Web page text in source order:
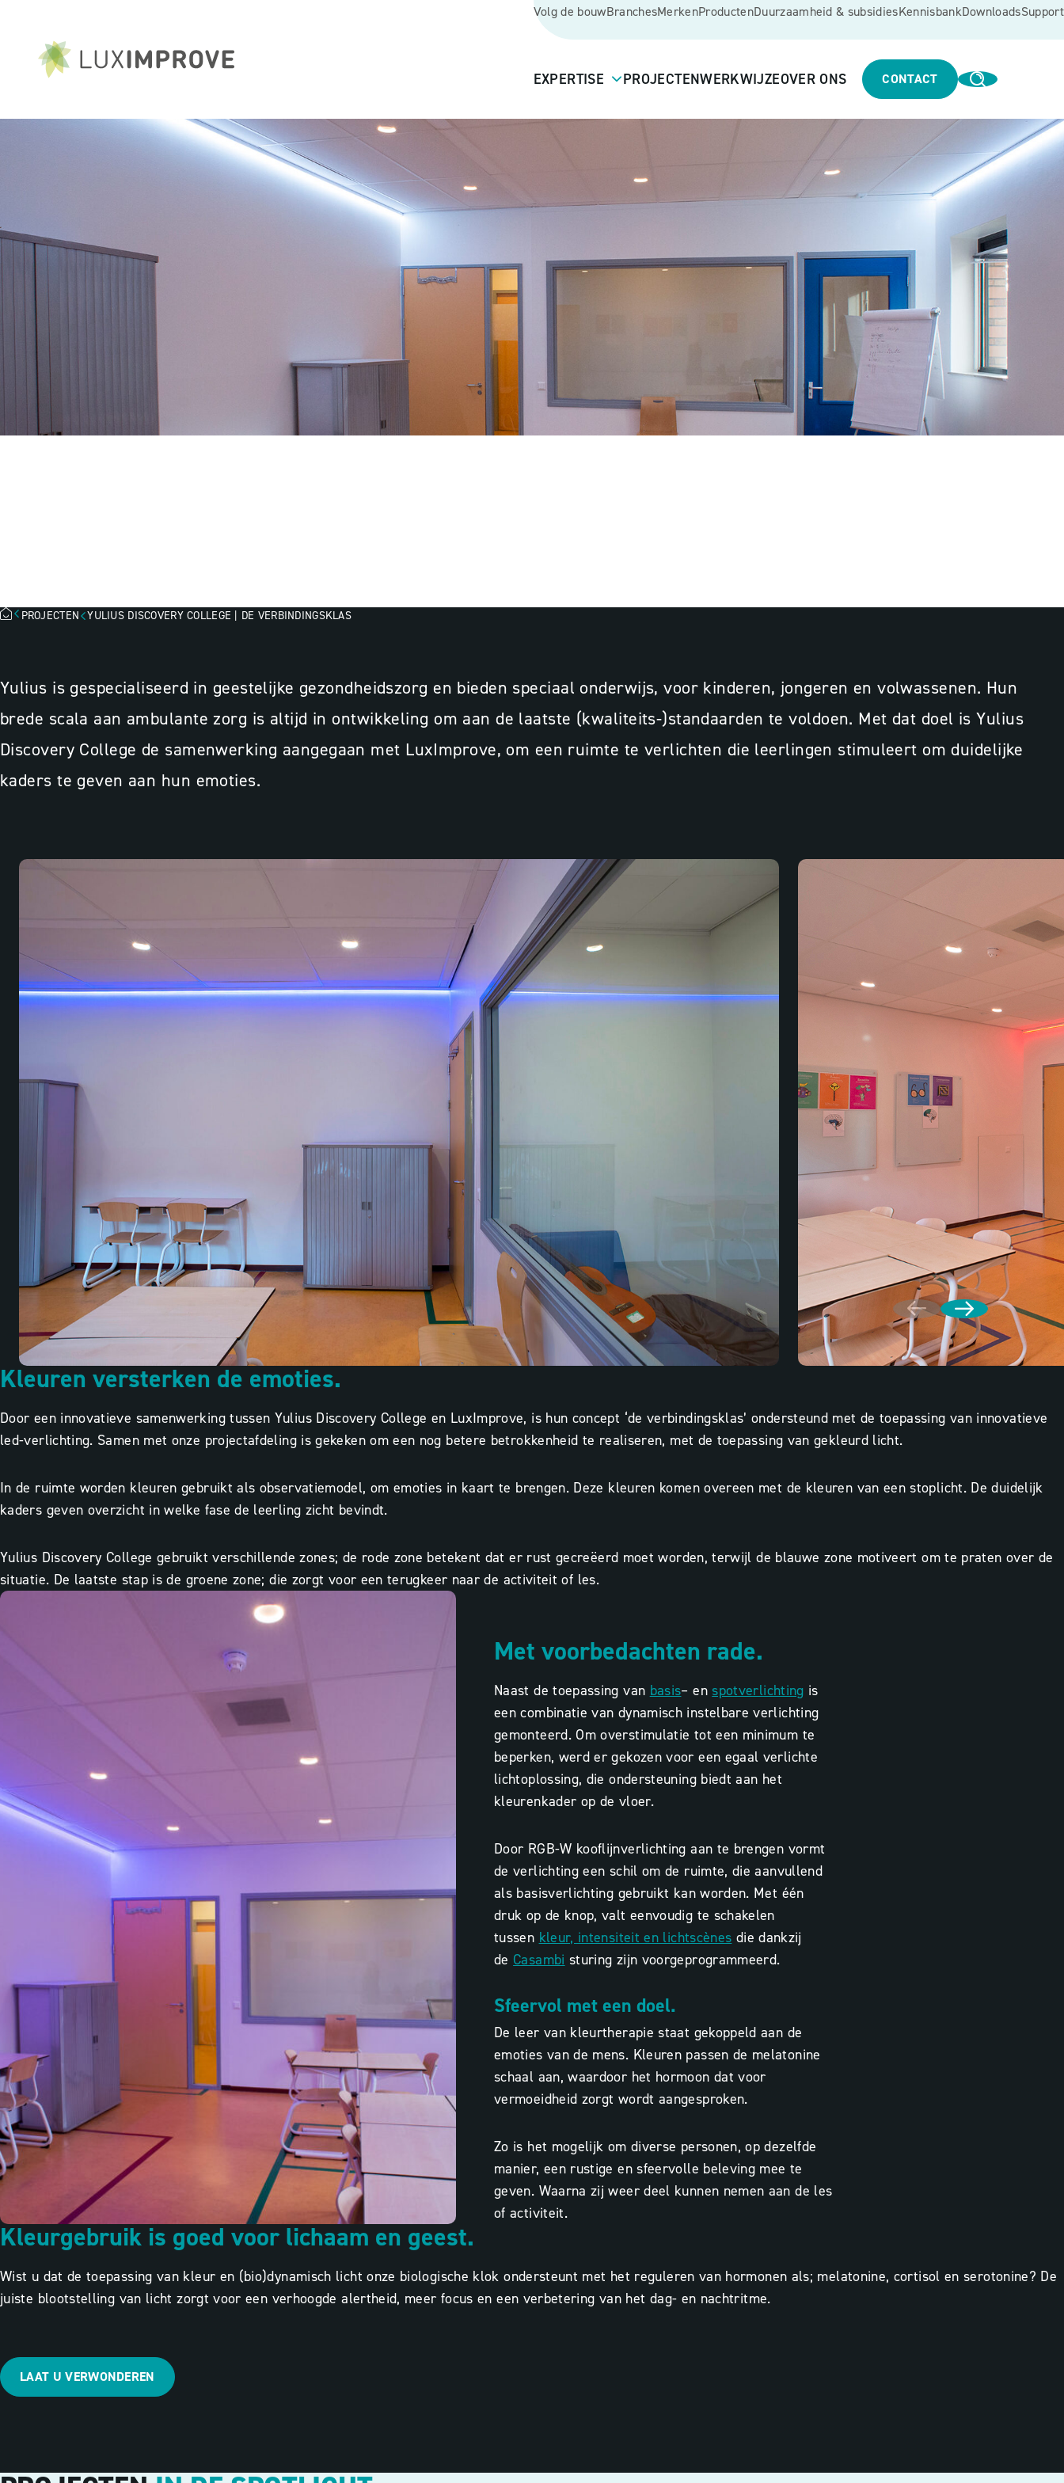
Volg de bouwBranchesMerkenProductenDuurzaamheid & subsidiesKennisbankDownloadsSupport
EXPERTISE PROJECTENWERKWIJZEOVER ONS CONTACT
PROJECTEN YULIUS DISCOVERY COLLEGE | DE VERBINDINGSKLAS
Yulius is gespecialiseerd in geestelijke gezondheidszorg en bieden speciaal onderwijs, voor kinderen, jongeren en volwassenen. Hun
brede scala aan ambulante zorg is altijd in ontwikkeling om aan de laatste (kwaliteits-)standaarden te voldoen. Met dat doel is Yulius
Discovery College de samenwerking aangegaan met LuxImprove, om een ruimte te verlichten die leerlingen stimuleert om duidelijke
kaders te geven aan hun emoties.
Kleuren versterken de emoties.
Door een innovatieve samenwerking tussen Yulius Discovery College en LuxImprove, is hun concept ‘de verbindingsklas’ ondersteund met de toepassing van innovatieve
led-verlichting. Samen met onze projectafdeling is gekeken om een nog betere betrokkenheid te realiseren, met de toepassing van gekleurd licht.
In de ruimte worden kleuren gebruikt als observatiemodel, om emoties in kaart te brengen. Deze kleuren komen overeen met de kleuren van een stoplicht. De duidelijk
kaders geven overzicht in welke fase de leerling zicht bevindt.
Yulius Discovery College gebruikt verschillende zones; de rode zone betekent dat er rust gecreëerd moet worden, terwijl de blauwe zone motiveert om te praten over de
situatie. De laatste stap is de groene zone; die zorgt voor een terugkeer naar de activiteit of les.
Met voorbedachten rade.
Naast de toepassing van basis– en spotverlichting is
een combinatie van dynamisch instelbare verlichting
gemonteerd. Om overstimulatie tot een minimum te
beperken, werd er gekozen voor een egaal verlichte
lichtoplossing, die ondersteuning biedt aan het
kleurenkader op de vloer.
Door RGB-W kooflijnverlichting aan te brengen vormt
de verlichting een schil om de ruimte, die aanvullend
als basisverlichting gebruikt kan worden. Met één
druk op de knop, valt eenvoudig te schakelen
tussen kleur, intensiteit en lichtscènes die dankzij
de Casambi sturing zijn voorgeprogrammeerd.
Sfeervol met een doel.
De leer van kleurtherapie staat gekoppeld aan de
emoties van de mens. Kleuren passen de melatonine
schaal aan, waardoor het hormoon dat voor
vermoeidheid zorgt wordt aangesproken.
Zo is het mogelijk om diverse personen, op dezelfde
manier, een rustige en sfeervolle beleving mee te
geven. Waarna zij weer deel kunnen nemen aan de les
of activiteit.
Kleurgebruik is goed voor lichaam en geest.
Wist u dat de toepassing van kleur en (bio)dynamisch licht onze biologische klok ondersteunt met het reguleren van hormonen als; melatonine, cortisol en serotonine? De
juiste blootstelling van licht zorgt voor een verhoogde alertheid, meer focus en een verbetering van het dag- en nachtritme.
LAAT U VERWONDEREN